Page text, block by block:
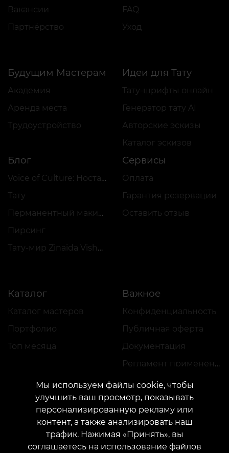
Вакансии
Партнёрство
FAQ
Уход
Будущим Мастерам
Академия
Аренда места
Трудоустройство
Идеи для Тату
Тату-шрифты онлайн
Генератор тату AI
Авторские эскизы
Каталог эскизов
Блог
Voice of Culture: Ностальгия по 2000-м
Тату
Перманентный макияж
Пирсинг
Тату-мир Zinaida Vishenka
Сервисы
Оплата
Гарантия резервации
Оставить отзыв
Каталог
Каталог мастеров
Портфолио
Топ месяца
Важное
Конфиденциальность
Публичная оферта
Документация
Регламент применения акций
КОНТАКТЫ
Свяжитесь с нами: customers@vean-tattoo.com
Мы используем файлы cookie, чтобы
улучшить ваш просмотр, показывать
персонализированную рекламу или
контент, а также анализировать наш
трафик. Нажимая «Принять», вы
соглашаетесь на использование файлов